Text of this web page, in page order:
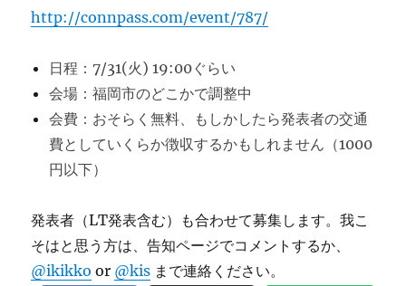
http://connpass.com/event/787/
日程：7/31(火) 19:00ぐらい
会場：福岡市のどこかで調整中
会費：おそらく無料、もしかしたら発表者の交通
費としていくらか徴収するかもしれません（1000
円以下）
発表者（LT発表含む）も合わせて募集します。我こ
そはと思う方は、告知ページでコメントするか、
@ikikko or @kis まで連絡ください。